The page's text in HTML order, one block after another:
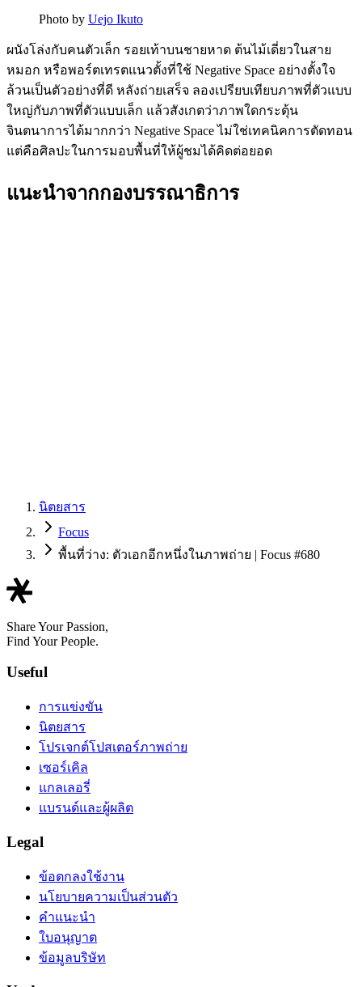
Photo by Uejo Ikuto
ผนังโล่งกับคนตัวเล็ก รอยเท้าบนชายหาด ต้นไม้เดี่ยวในสาย
หมอก หรือพอร์ตเทรตแนวตั้งที่ใช้ Negative Space อย่างตั้งใจ
ล้วนเป็นตัวอย่างที่ดี หลังถ่ายเสร็จ ลองเปรียบเทียบภาพที่ตัวแบบ
ใหญ่กับภาพที่ตัวแบบเล็ก แล้วสังเกตว่าภาพใดกระตุ้น
จินตนาการได้มากกว่า Negative Space ไม่ใช่เทคนิคการตัดทอน
แต่คือศิลปะในการมอบพื้นที่ให้ผู้ชมได้คิดต่อยอด
แนะนำจากกองบรรณาธิการ
นิตยสาร
Focus
พื้นที่ว่าง: ตัวเอกอีกหนึ่งในภาพถ่าย | Focus #680
Share Your Passion,
Find Your People.
Useful
การแข่งขัน
นิตยสาร
โปรเจกต์โปสเตอร์ภาพถ่าย
เซอร์เคิล
แกลเลอรี่
แบรนด์และผู้ผลิต
Legal
ข้อตกลงใช้งาน
นโยบายความเป็นส่วนตัว
คำแนะนำ
ใบอนุญาต
ข้อมูลบริษัท